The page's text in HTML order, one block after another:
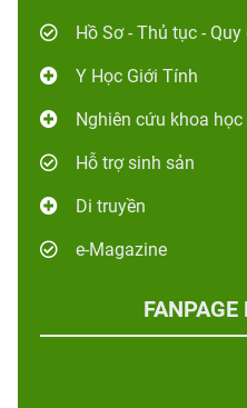
Hồ Sơ - Thủ tục -
Y Học Giới Tính
Nghiên cứu khoa học
Hỗ trợ sinh sản
Di truyền
e-Magazine
FANPAGE